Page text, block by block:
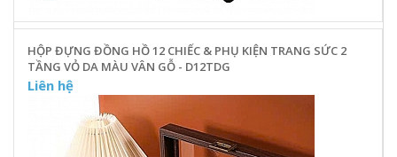
HỘP ĐỰNG ĐỒNG HỒ 12 CHIẾC & PHỤ KIỆN TRANG SỨC 2
TẦNG VỎ DA MÀU VÂN GỖ - D12TDG
Liên hệ